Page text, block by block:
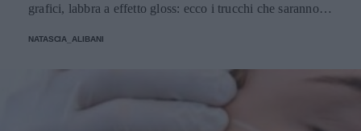
grafici, labbra a effetto gloss: ecco i trucchi che saranno
NATASCIA_ALIBANI